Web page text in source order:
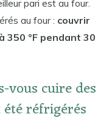
pari est au four.
au four : couvrir
350 °F pendant 30
vous cuire des
réfrigérés